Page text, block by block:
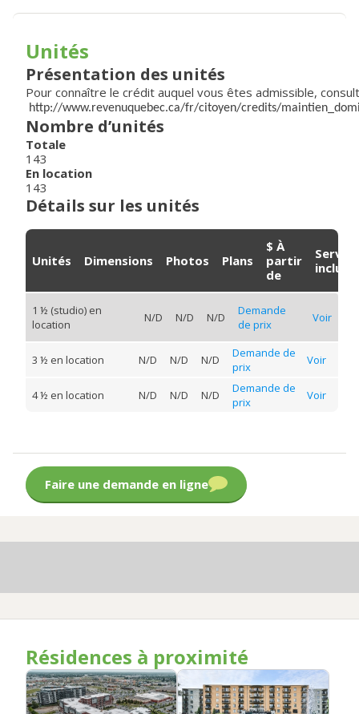
Unités
Présentation des unités
Pour connaître le crédit auquel vous êtes admissible,
http://www.revenuquebec.ca/fr/citoyen/credits/
Nombre d’unités
Totale
143
En location
143
Détails sur les unités
Unités Dimensions Photos Plans
$ À
partir
de
inclus
1 ½ (studio) en
location
N/D N/D N/D
Demande
de prix
Voir
3 ½ en location N/D N/D N/D
Demande de
prix
Voir
4 ½ en location N/D N/D N/D
Demande de
prix
Voir
Faire une demande en ligne
Résidences à proximité